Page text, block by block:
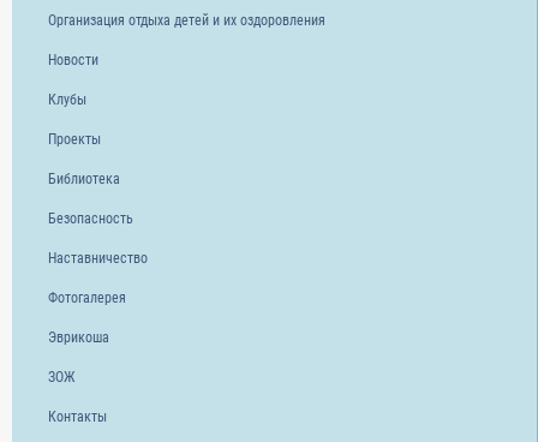
Организация отдыха детей и их оздоровления
Новости
Клубы
Проекты
Библиотека
Безопасность
Наставничество
Фотогалерея
Эврикоша
ЗОЖ
Контакты